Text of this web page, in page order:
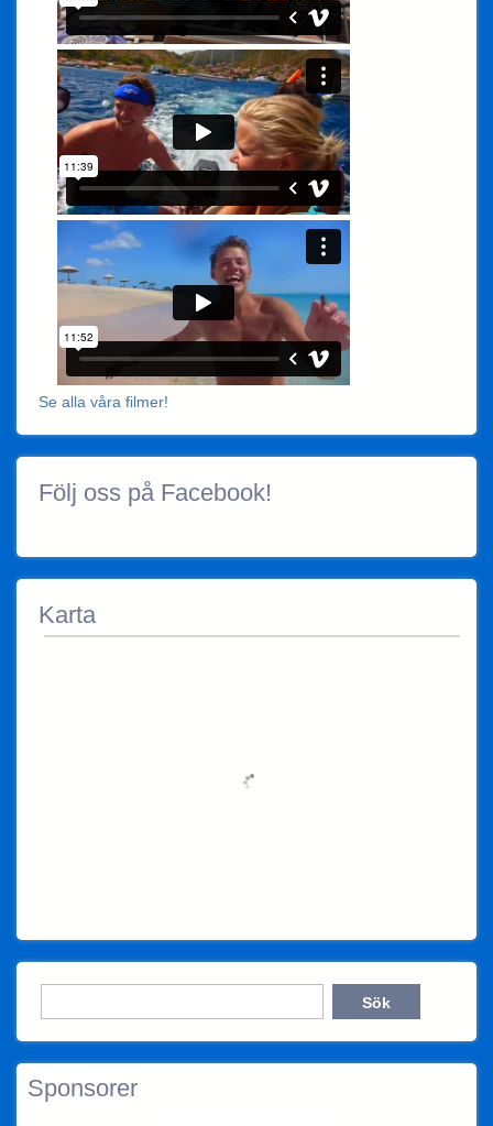
Se alla våra filmer!
Följ oss på Facebook!
Karta
Sponsorer